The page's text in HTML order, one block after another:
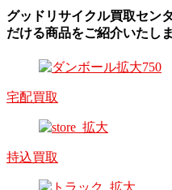
グッドリサイクル買取セン
だける商品をご紹介いたしま
宅配買取
持込買取